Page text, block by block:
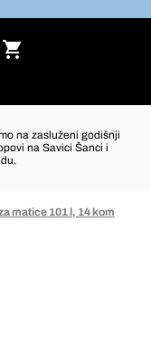
na zasluženi godišnji
na Savici Šanci i
matice 101 l, 14 kom